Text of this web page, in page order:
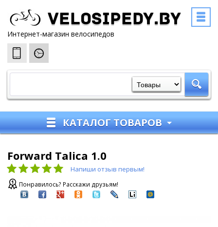
Velosipedy.by
Интернет-магазин велосипедов
КАТАЛОГ ТОВАРОВ
Forward Talica 1.0
Напиши отзыв первым!
Понравилось? Расскажи друзьям!